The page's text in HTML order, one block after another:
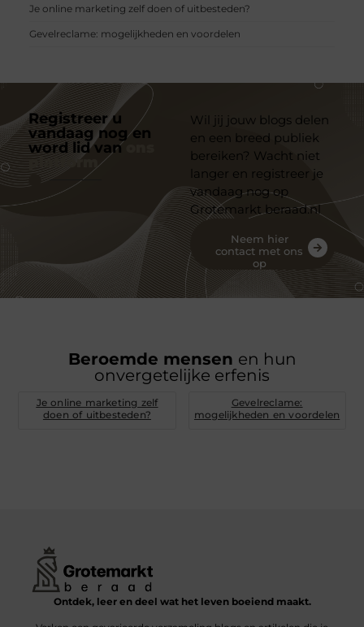
Je online marketing zelf doen of uitbesteden?
Gevelreclame: mogelijkheden en voordelen
Registreer u
vandaag nog en
word lid van
platform
Wil jij jouw blogs delen
en een breed publiek
bereiken? Wacht niet
langer en registreer je
vandaag nog op
Grotemarkt beraad.nl
Neem hier
contact met ons
op
Beroemde mensen en hun
onvergetelijke erfenis
Je online marketing zelf
doen of uitbesteden?
Gevelreclame:
mogelijkheden en voordelen
Ontdek, leer en deel wat het leven boeiend maakt.